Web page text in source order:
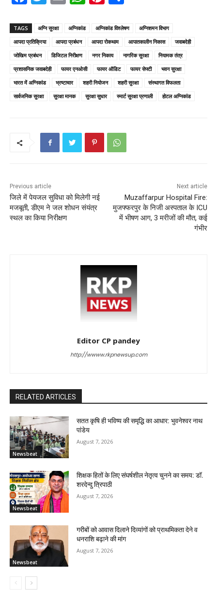
a
c
e
b
o
o
k
w
itt
er
m
ai
l
h
a
ts
A
p
p
nt
er
e
st
ar
e
TAGS अग्नि सुरक्षा अग्निकांड अग्निकांड विश्लेषण
अग्निशमन विभाग
आपदा प्रतिक्रिया
आपदा प्रबंधन आपदा रोकथाम आपातकालीन निकास
जवाबदेही
जोखिम प्रबंधन
डिजिटल निरीक्षण नगर निकाय नागरिक सुरक्षा
नियामक तंत्र
प्रशासनिक जवाबदेही
फायर एनओसी फायर ऑडिट फायर सेफ्टी
भवन सुरक्षा
भारत में अग्निकांड
भ्रष्टाचार शहरी नियोजन शहरी सुरक्षा
संस्थागत विफलता
सार्वजनिक सुरक्षा
सुरक्षा मानक सुरक्षा सुधार स्मार्ट सुरक्षा प्रणाली होटल अग्निकांड
Previous article
जिले में पेयजल सुविधा को मिलेगी नई
मजबूती, डीएम ने जल शोधन संयंत्र
स्थल का किया निरीक्षण
Next article
Muzaffarpur Hospital Fire:
मुजफ्फरपुर के निजी अस्पताल के ICU
में भीषण आग, 3 मरीजों की मौत, कई
गंभीर
Editor CP pandey
http://wwww.rkpnewsup.com
RELATED ARTICLES
Newsbeat
सतत कृषि ही भविष्य की समृद्धि का आधार: भुवनेश्वर नाथ
पांडेय
August 7, 2026
Newsbeat
शिक्षक हितों के लिए संघर्षशील नेतृत्व चुनने का समय: डॉ.
शरदेन्दु त्रिपाठी
August 7, 2026
Newsbeat
गरीबों को आवास दिलाने दिव्यांगों को प्राथमिकता देने व
धनराशि बढ़ाने की मांग
August 7, 2026